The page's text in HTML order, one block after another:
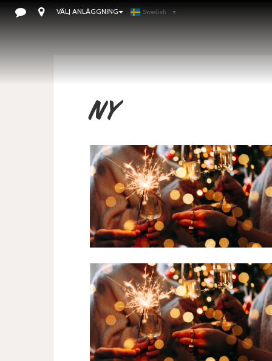
VÄLJ ANLÄGGNING Swedish ▼
NY